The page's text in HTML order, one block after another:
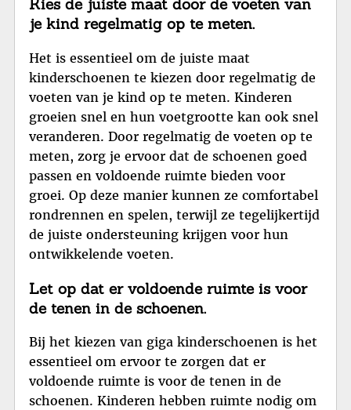
Kies de juiste maat door de voeten van
je kind regelmatig op te meten.
Het is essentieel om de juiste maat
kinderschoenen te kiezen door regelmatig de
voeten van je kind op te meten. Kinderen
groeien snel en hun voetgrootte kan ook snel
veranderen. Door regelmatig de voeten op te
meten, zorg je ervoor dat de schoenen goed
passen en voldoende ruimte bieden voor
groei. Op deze manier kunnen ze comfortabel
rondrennen en spelen, terwijl ze tegelijkertijd
de juiste ondersteuning krijgen voor hun
ontwikkelende voeten.
Let op dat er voldoende ruimte is voor
de tenen in de schoenen.
Bij het kiezen van giga kinderschoenen is het
essentieel om ervoor te zorgen dat er
voldoende ruimte is voor de tenen in de
schoenen. Kinderen hebben ruimte nodig om